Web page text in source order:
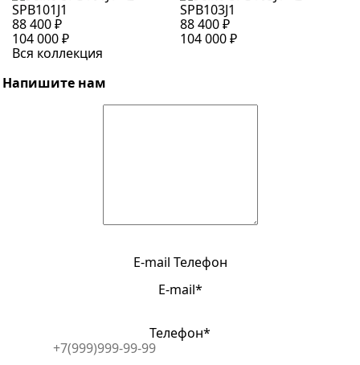
SPB101J1
88 400 ₽
104 000 ₽
SPB103J1
88 400 ₽
104 000 ₽
Вся коллекция
Напишите нам
E-mail Телефон
E-mail*
Телефон*